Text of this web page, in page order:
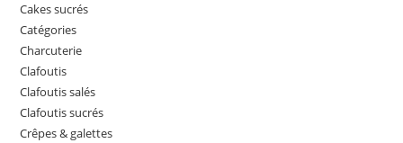
Cakes sucrés
Catégories
Charcuterie
Clafoutis
Clafoutis salés
Clafoutis sucrés
Crêpes & galettes